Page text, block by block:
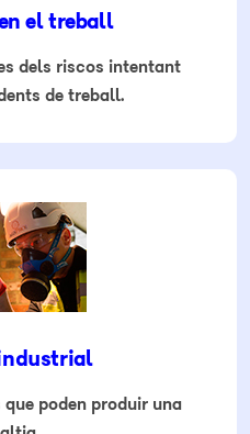
el treball
dels riscos intentant
de treball.
poden produir una